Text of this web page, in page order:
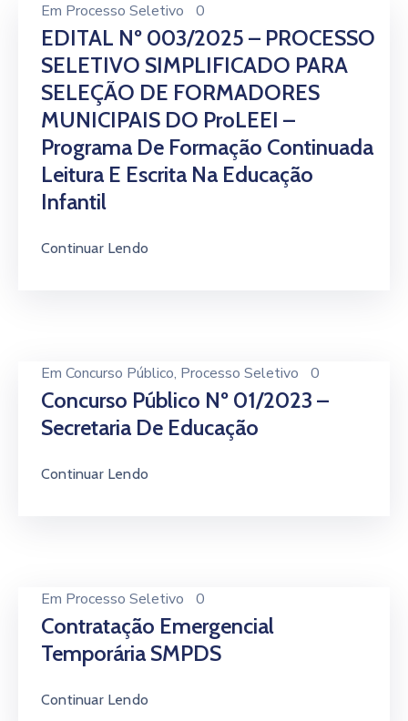
Em Processo Seletivo 0
EDITAL Nº 003/2025 – PROCESSO
SELETIVO SIMPLIFICADO PARA
SELEÇÃO DE FORMADORES
MUNICIPAIS DO ProLEEI –
Programa De Formação Continuada
Leitura E Escrita Na Educação
Infantil
Continuar Lendo
Em Concurso Público‚ Processo Seletivo 0
Concurso Público Nº 01/2023 –
Secretaria De Educação
Continuar Lendo
Em Processo Seletivo 0
Contratação Emergencial
Temporária SMPDS
Continuar Lendo